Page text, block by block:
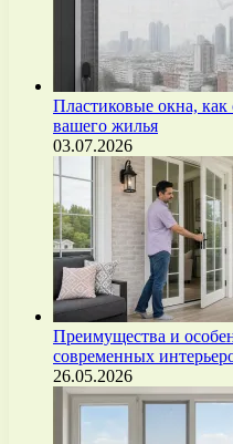
Пластиковые окна,
вашего жилья
03.07.2026
Преимущества и
современных
26.05.2026